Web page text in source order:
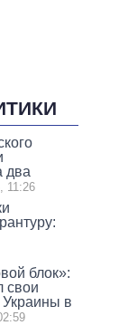
два
11:26
блок»:
свои
Украины в